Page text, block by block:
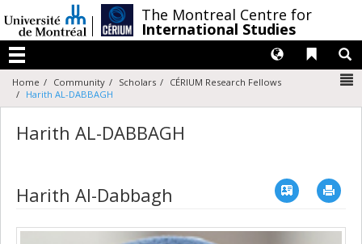
au
contenu
The Montreal Centre for
International Studies
Menu
Liens
Langues
Home Community Scholars
CÉRIUM Research Fellows
Harith AL-DABBAGH
Harith AL-DABBAGH
Harith Al-Dabbagh Vcard